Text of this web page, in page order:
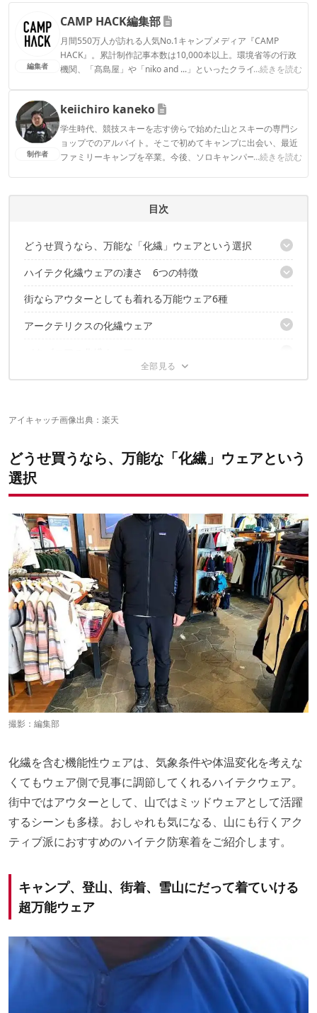
編集者
CAMP HACK編集部
月間550万人が訪れる人気No.1キャンプメディア『CAMP
HACK』。累計制作記事本数は10,000本以上。環境省等の行政
機関、「髙島屋」や「niko and ...」といったクライアントとの
...続きを読む
CAMP HACK編集部のプロフィール
制作者
keiichiro kaneko
学生時代、競技スキーを志す傍らで始めた山とスキーの専門シ
ョップでのアルバイト。そこで初めてキャンプに出会い、最近
ファミリーキャンプを卒業。今後、ソロキャンパーを目指す焚
...続きを読む
目次
どうせ買うなら、万能な「化繊」ウェアという選択
キャンプ、登山、街着、雪山にだって着ていける超万能ウェア
1枚防水ジャケットをリュックに入れておけば、どんなアウトドア
にも対応可能
こんな人におすすめ！
ハイテク化繊ウェアの凄さ 6つの特徴
1. ソフトな肌触りが気持ちいい
2. ストレッチが効いていて動きやすい
3. 高い保温性がありアウターとしても全然使える
街ならアウターとしても着れる万能ウェア6種
アークテリクスの化繊ウェア
【アークテリクス アトムLT フーディー】
パタゴニア ナノエア フーディー＆ジャケット
フーディニの化繊ウェア
【フーディニ C9 ロフト フーディ】
【ミレー トイ3D インシュレーテッド ストレッチフーディ】
ファイントラック ドラウトポリゴン3フーディ
モンベルの化繊ウェア
モンベル U.L.サーマラップ パーカ＆ジャケット
【モンベル U.L.サーマラップ ジャケット】
ハイテク防寒着を身にまとって冬を楽しもう
こちらの記事もおすすめ
アイキャッチ画像出典： 楽天
どうせ買うなら、万能な「化繊」ウェアという
選択
撮影：編集部
化繊を含む機能性ウェアは、気象条件や体温変化を考えな
くてもウェア側で見事に調節してくれるハイテクウェア。
街中ではアウターとして、山ではミッドウェアとして活躍
するシーンも多様。おしゃれも気になる、山にも行くアク
ティブ派におすすめのハイテク防寒着をご紹介します。
キャンプ、登山、街着、雪山にだって着ていける
超万能ウェア